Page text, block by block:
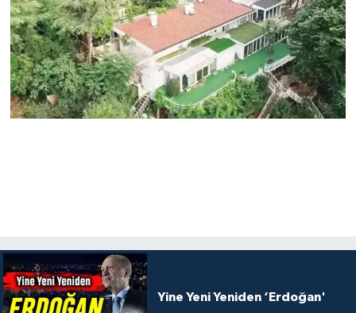
Yine Yeni Yeniden ‘Erdoğan'